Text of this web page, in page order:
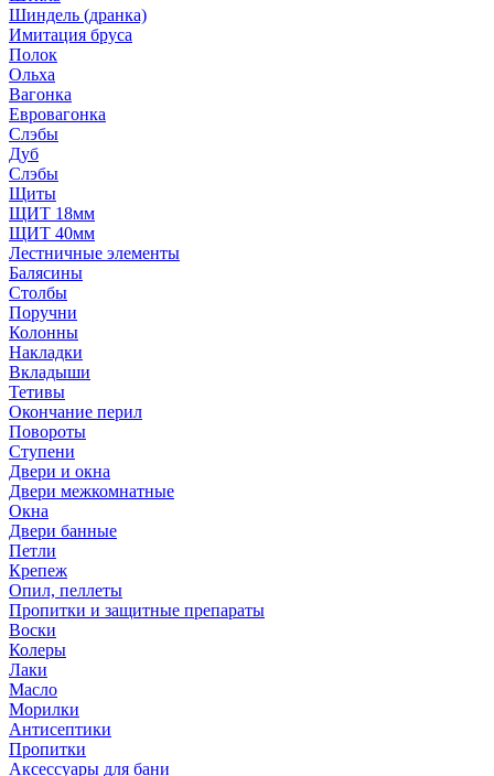
Шиндель (дранка)
Имитация бруса
Полок
Ольха
Вагонка
Евровагонка
Слэбы
Дуб
Слэбы
Щиты
ЩИТ 18мм
ЩИТ 40мм
Лестничные элементы
Балясины
Столбы
Поручни
Колонны
Накладки
Вкладыши
Тетивы
Окончание перил
Повороты
Ступени
Двери и окна
Двери межкомнатные
Окна
Двери банные
Петли
Крепеж
Опил, пеллеты
Пропитки и защитные препараты
Воски
Колеры
Лаки
Масло
Морилки
Антисептики
Пропитки
Аксессуары для бани